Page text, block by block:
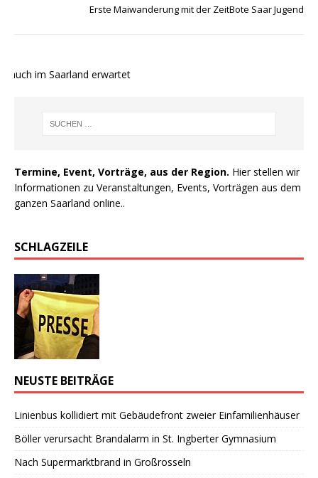
Erste Maiwanderung mit der ZeitBote Saar Jugend
im Saarland erwartet
Termine, Event, Vorträge, aus der Region. Hier stellen wir
Informationen zu Veranstaltungen, Events, Vorträgen aus dem
ganzen Saarland online..
SCHLAGZEILE
NEUSTE BEITRÄGE
Linienbus kollidiert mit Gebäudefront zweier Einfamilienhäuser
Böller verursacht Brandalarm in St. Ingberter Gymnasium
Nach Supermarktbrand in Großrosseln